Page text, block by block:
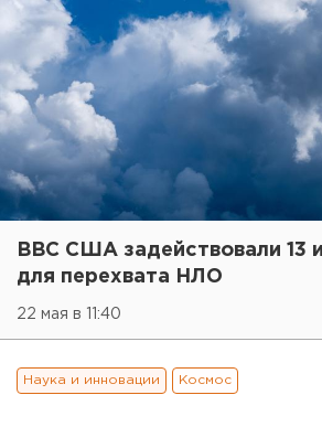
ВВС США задействовали 13
для перехвата НЛО
22 мая в 11:40
Наука и инновации Космос